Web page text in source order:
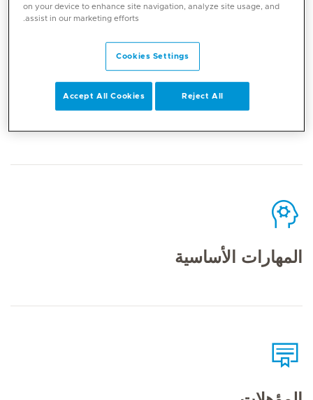
المهارات الأساسية
on your device to enhance site navigation, analyze site usage, and
assist in our marketing efforts.
Cookies Settings
Reject All
Accept All Cookies